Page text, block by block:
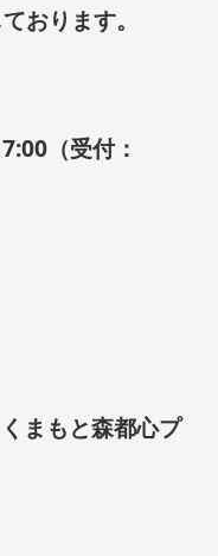
おります。
（受付：
まもと森都心プ